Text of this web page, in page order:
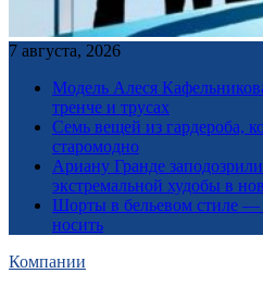
7 августа, 2026
Модель Алеся
тренче и трусах
Семь вещей из гардероба,
старомодно
Ариану Гранде
экстремальной худобы в
Шорты в бельевом стиле —
носить
Компании